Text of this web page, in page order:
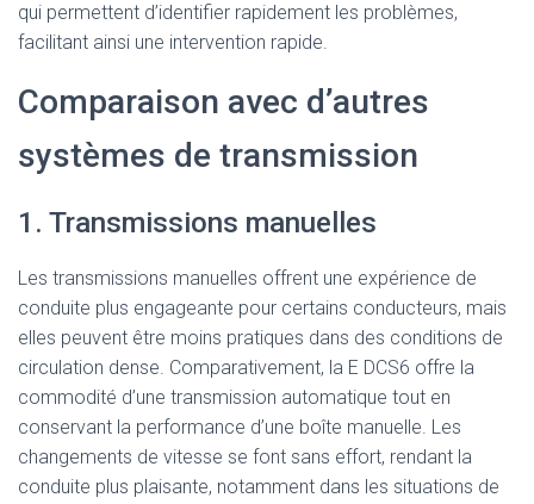
qui permettent d’identifier rapidement les problèmes,
facilitant ainsi une intervention rapide.
Comparaison avec d’autres
systèmes de transmission
1. Transmissions manuelles
Les transmissions manuelles offrent une expérience de
conduite plus engageante pour certains conducteurs, mais
elles peuvent être moins pratiques dans des conditions de
circulation dense. Comparativement, la E DCS6 offre la
commodité d’une transmission automatique tout en
conservant la performance d’une boîte manuelle. Les
changements de vitesse se font sans effort, rendant la
conduite plus plaisante, notamment dans les situations de